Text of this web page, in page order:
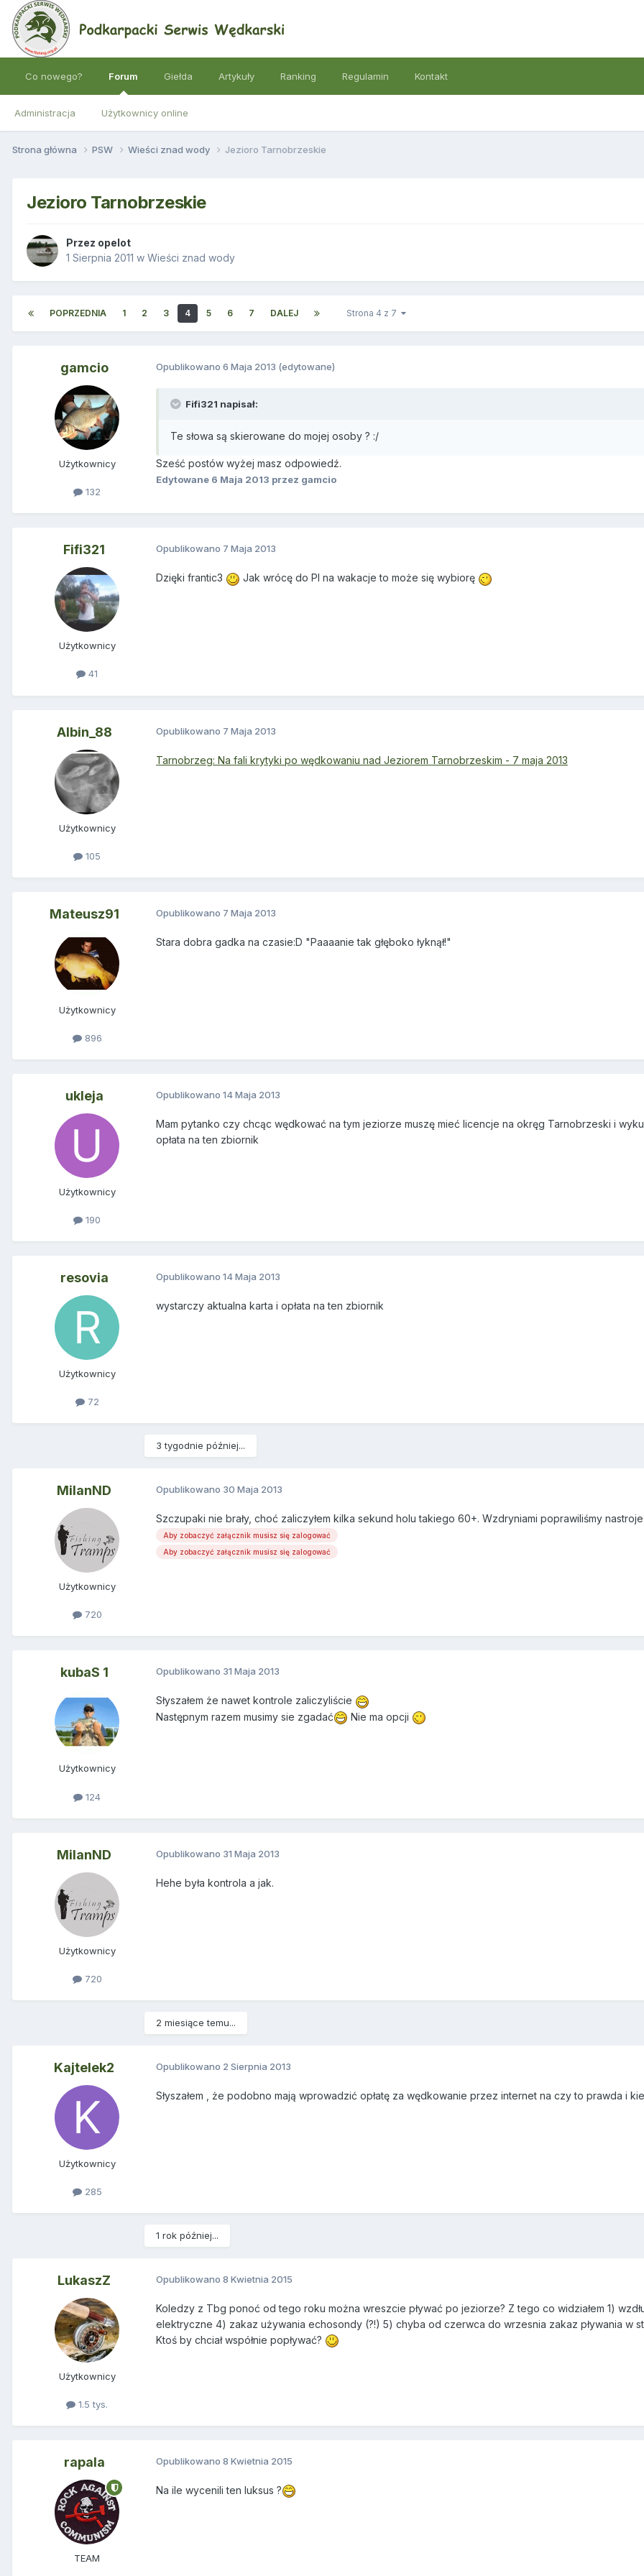
Co nowego? Forum
Administracja Użytkownicy online
Giełda Artykuły Ranking Regulamin Kontakt
Strona główna PSW Wieści znad wody Jezioro Tarnobrzeskie
Jezioro Tarnobrzeskie
Przez opelot
1 Sierpnia 2011 w Wieści znad wody
POPRZEDNIA 1 2 3 4 5 6 7 DALEJ Strona 4 z 7
gamcio
Użytkownicy
132
Opublikowano 6 Maja 2013 (edytowane)
Fifi321 napisał:
Te słowa są skierowane do mojej osoby ? :/
Sześć postów wyżej masz odpowiedź.
Edytowane 6 Maja 2013 przez gamcio
Fifi321
Użytkownicy
41
Opublikowano 7 Maja 2013
Dzięki frantic3 Jak wrócę do Pl na wakacje to może się wybiorę
Albin_88
Użytkownicy
105
Opublikowano 7 Maja 2013
Tarnobrzeg: Na fali krytyki po wędkowaniu nad Jeziorem Tarnobrzeskim - 7 maja 2013
Mateusz91
Użytkownicy
896
Opublikowano 7 Maja 2013
Stara dobra gadka na czasie:D "Paaaanie tak głęboko łyknął!"
ukleja
Użytkownicy
190
Opublikowano 14 Maja 2013
Mam pytanko czy chcąc wędkować na tym jeziorze muszę mieć licencje na okręg Tarnobrzeski i
opłata na ten zbiornik
resovia
Użytkownicy
72
Opublikowano 14 Maja 2013
wystarczy aktualna karta i opłata na ten zbiornik
3 tygodnie później...
MilanND
Użytkownicy
720
Opublikowano 30 Maja 2013
Szczupaki nie brały, choć zaliczyłem kilka sekund holu takiego 60+. Wzdryniami poprawiliśmy
Aby zobaczyć załącznik musisz się zalogować
Aby zobaczyć załącznik musisz się zalogować
kubaS 1
Użytkownicy
124
Opublikowano 31 Maja 2013
Słyszałem że nawet kontrole zaliczyliście
Następnym razem musimy sie zgadać
Nie ma opcji
MilanND
Użytkownicy
720
Opublikowano 31 Maja 2013
Hehe była kontrola a jak.
2 miesiące temu...
Kajtelek2
Użytkownicy
285
Opublikowano 2 Sierpnia 2013
Słyszałem , że podobno mają wprowadzić opłatę za wędkowanie przez internet na czy to prawda i
1 rok później...
LukaszZ
Użytkownicy
1.5 tys.
Opublikowano 8 Kwietnia 2015
Koledzy z Tbg ponoć od tego roku można wreszcie pływać po jeziorze? Z tego co widziałem 1)
elektryczne 4) zakaz używania echosondy (?!) 5) chyba od czerwca do wrzesnia zakaz pływania w
Ktoś by chciał współnie popływać?
rapala
TEAM
Opublikowano 8 Kwietnia 2015
Na ile wycenili ten luksus ?